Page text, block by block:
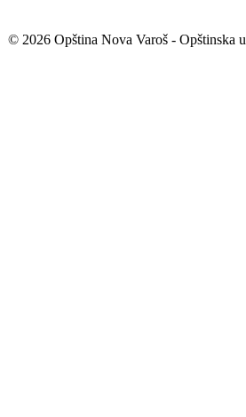
© 2026 Opština Nova Varoš - Opštinska